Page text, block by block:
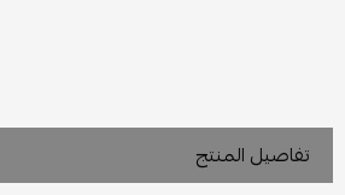
تفاصيل المنتج